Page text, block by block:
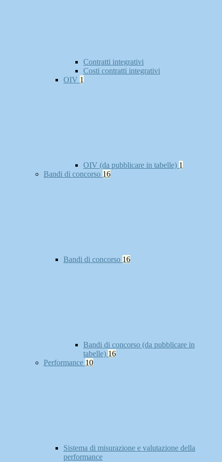
Contratti integrativi
Costi contratti integrativi
OIV 1
OIV (da pubblicare in tabelle) 1
Bandi di concorso 16
Bandi di concorso 16
Bandi di concorso (da pubblicare in
tabelle) 16
Performance 10
Sistema di misurazione e valutazione della
performance